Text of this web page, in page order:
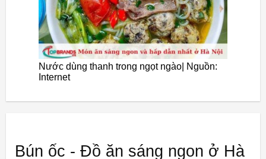
Nước dùng thanh trong ngọt ngào| Nguồn:
Internet
Bún ốc - Đồ ăn sáng ngon ở Hà